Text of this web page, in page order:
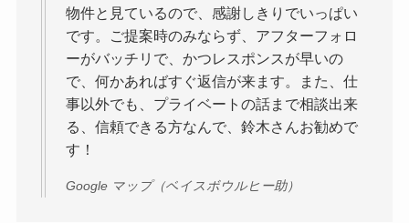
物件と見ているので、感謝しきりでいっぱい
です。ご提案時のみならず、アフターフォロ
ーがバッチリで、かつレスポンスが早いの
で、何かあればすぐ返信が来ます。また、仕
事以外でも、プライベートの話まで相談出来
る、信頼できる方なんで、鈴木さんお勧めで
す！
Google マップ（ベイスボウルヒー助）